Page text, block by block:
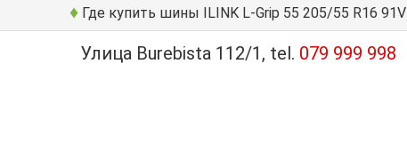
♦ Где купить шины ILINK L-Grip 55 205/55 R16 91V
Улица Burebista 112/1, tel. 079 999 998